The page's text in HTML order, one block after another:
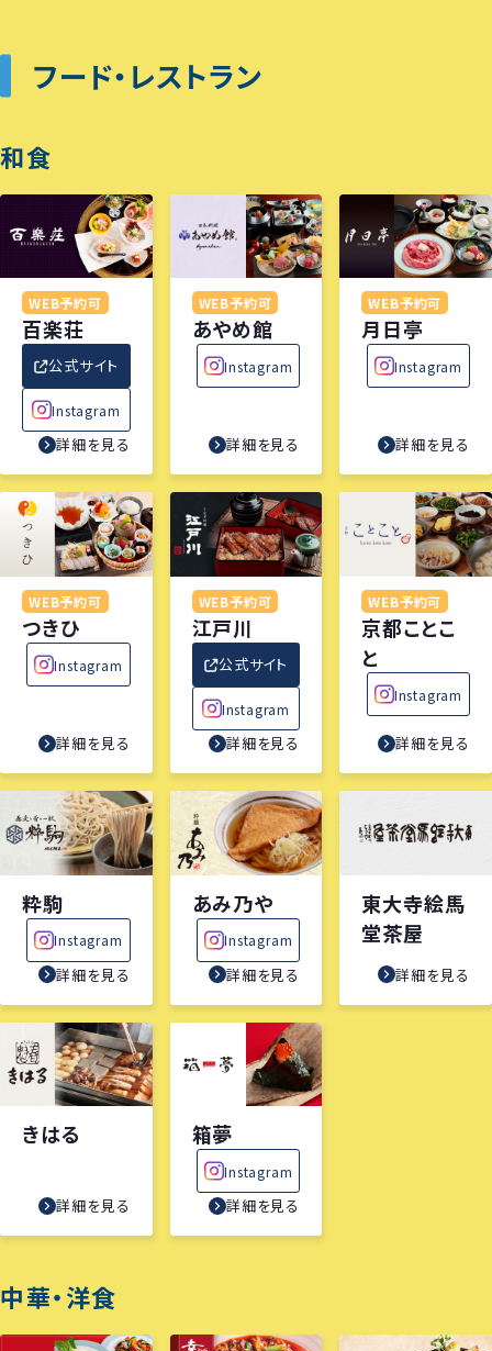
フード・レストラン
和食
WEB予約可
百楽荘
公式サイト
Instagram
詳細を見る
WEB予約可
あやめ館
Instagram
詳細を見る
WEB予約可
月日亭
Instagram
詳細を見る
WEB予約可
つきひ
Instagram
詳細を見る
WEB予約可
江戸川
公式サイト
Instagram
詳細を見る
WEB予約可
京都ことこ
と
Instagram
詳細を見る
粋駒
Instagram
詳細を見る
あみ乃や
Instagram
詳細を見る
東大寺絵馬
堂茶屋
詳細を見る
きはる
詳細を見る
箱夢
Instagram
詳細を見る
中華・洋食